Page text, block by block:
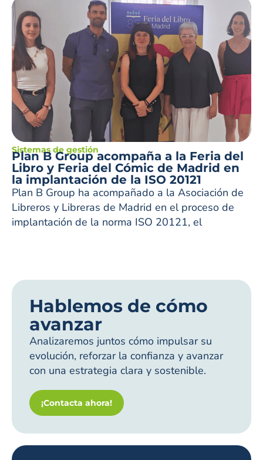
Sistemas de gestión
Plan B Group acompaña a la Feria del
Libro y Feria del Cómic de Madrid en
la implantación de la ISO 20121
Plan B Group ha acompañado a la Asociación de
Libreros y Libreras de Madrid en el proceso de
implantación de la norma ISO 20121, el
Hablemos de cómo
avanzar
Analizaremos juntos cómo impulsar su
evolución, reforzar la confianza y avanzar
con una estrategia clara y sostenible.
¡Contacta ahora!